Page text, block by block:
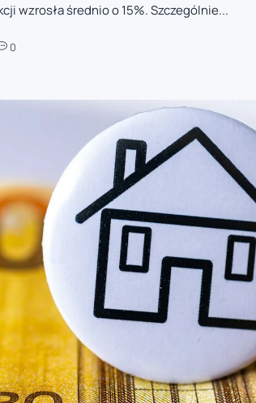
wzrosła średnio o 15%. Szczególnie...
0